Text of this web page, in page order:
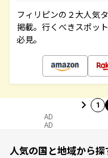
フィリピンの２大人気
掲載。行くべきスポッ
必見。
1
AD
AD
人気の国と地域から探